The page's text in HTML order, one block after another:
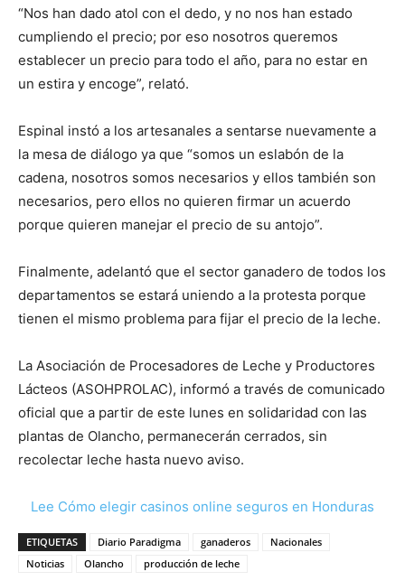
“Nos han dado atol con el dedo, y no nos han estado
cumpliendo el precio; por eso nosotros queremos
establecer un precio para todo el año, para no estar en
un estira y encoge”, relató.
Espinal instó a los artesanales a sentarse nuevamente a
la mesa de diálogo ya que “somos un eslabón de la
cadena, nosotros somos necesarios y ellos también son
necesarios, pero ellos no quieren firmar un acuerdo
porque quieren manejar el precio de su antojo”.
Finalmente, adelantó que el sector ganadero de todos los
departamentos se estará uniendo a la protesta porque
tienen el mismo problema para fijar el precio de la leche.
La Asociación de Procesadores de Leche y Productores
Lácteos (ASOHPROLAC), informó a través de comunicado
oficial que a partir de este lunes en solidaridad con las
plantas de Olancho, permanecerán cerrados, sin
recolectar leche hasta nuevo aviso.
Lee Cómo elegir casinos online seguros en Honduras
ETIQUETAS Diario Paradigma ganaderos
Nacionales
Noticias
Olancho producción de leche